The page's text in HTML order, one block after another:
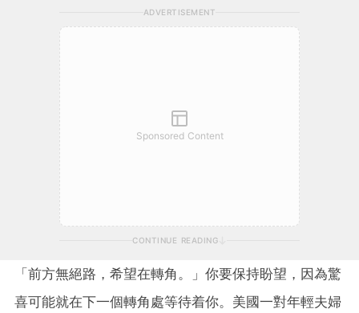
ADVERTISEMENT
Sponsored Content
CONTINUE READING
「前方無絕路，希望在轉角。」你要保持盼望，因為驚
喜可能就在下一個轉角處等待着你。美國一對年輕夫婦